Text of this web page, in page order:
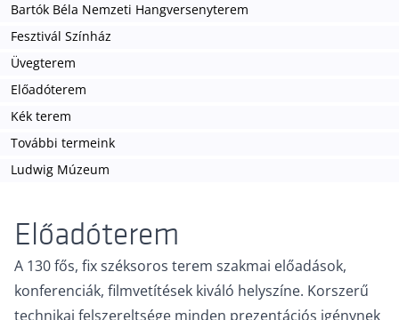
Bartók Béla Nemzeti Hangversenyterem
Fesztivál Színház
Üvegterem
Előadóterem
Kék terem
További termeink
Ludwig Múzeum
Előadóterem
A 130 fős, fix széksoros terem szakmai előadások,
konferenciák, filmvetítések kiváló helyszíne. Korszerű
technikai felszereltsége minden prezentációs igénynek